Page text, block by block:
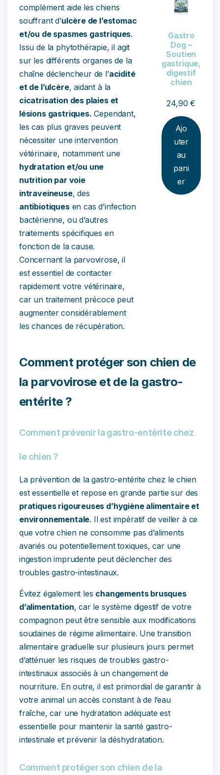
complément aide les chiens
souffrant d’ulcère de l’estomac
et/ou de spasmes gastriques.
Issu de la phytothérapie, il agit
sur les différents organes de la
chaîne déclencheur de l’acidité
et de l’ulcère, aidant à la
cicatrisation des plaies et
lésions gastriques. Cependant,
les cas plus graves peuvent
nécessiter une intervention
vétérinaire, notamment une
hydratation et/ou une
nutrition par voie
intraveineuse, des
antibiotiquesen cas d’infection
bactérienne, ou d’autres
traitements spécifiques en
fonction de la cause.
Concernant la parvovirose, il
est essentiel de contacter
rapidement votre vétérinaire,
car un traitement précoce peut
augmenter considérablement
les chances de récupération.
Gastro
Dog –
Soutien
gastrique,
digestif
chien
24,90€
Ajo
uter
au
pani
er
Comment protéger son chien de
la parvovirose et de la gastro-
entérite ?
Comment prévenir la gastro-entérite chez
le chien ?
La prévention de la gastro-entérite chez le chien
est essentielle et repose en grande partie sur des
pratiques rigoureuses d’hygiène alimentaire et
environnementale. Il est impératif de veiller à ce
que votre chien ne consomme pas d’aliments
avariés ou potentiellement toxiques, car une
ingestion imprudente peut déclencher des
troubles gastro-intestinaux.
Évitez également les changements brusques
d’alimentation, car le système digestif de votre
compagnon peut être sensible aux modifications
soudaines de régime alimentaire. Une transition
alimentaire graduelle sur plusieurs jours permet
d’atténuer les risques de troubles gastro-
intestinaux associés à un changement de
nourriture. En outre, il est primordial de garantir à
votre animal un accès constant à de l’eau
fraîche, car une hydratation adéquate est
essentielle pour maintenir la santé gastro-
intestinale et prévenir la déshydratation.
Comment protéger son chien de la